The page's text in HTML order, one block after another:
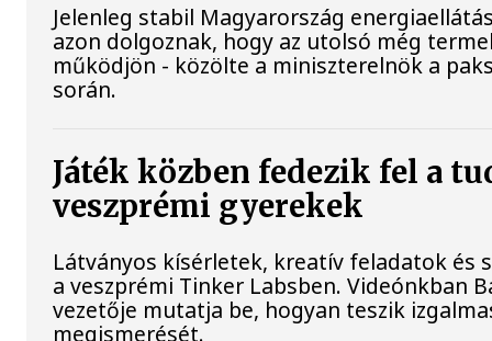
Jelenleg stabil Magyarország
azon dolgoznak, hogy az utolsó még
működjön - közölte a miniszterelnök a
során.
Játék közben fedezik fel a
veszprémi gyerekek
Látványos kísérletek, kreatív feladatok és
a veszprémi Tinker Labsben. Videónkban
vezetője mutatja be, hogyan teszik
megismerését.